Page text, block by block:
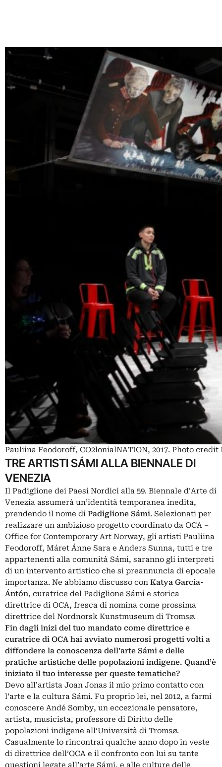
Pauliina Feodoroff, CO2lonialNATION, 2017. Photo
TRE ARTISTI SÁMI ALLA BIENNALE DI
VENEZIA
Il Padiglione dei Paesi Nordici alla 59. Biennale d’Arte di
Venezia assumerà un’identità temporanea inedita,
prendendo il nome di Padiglione Sámi. Selezionati per
realizzare un ambizioso progetto coordinato da OCA –
Office for Contemporary Art Norway, gli artisti Pauliina
Feodoroff, Máret Ánne Sara e Anders Sunna, tutti e tre
appartenenti alla comunità Sámi, saranno gli interpreti
di un intervento artistico che si preannuncia di epocale
importanza. Ne abbiamo discusso con Katya Garcia-
Ántón, curatrice del Padiglione Sámi e storica
direttrice di OCA, fresca di nomina come prossima
direttrice del Nordnorsk Kunstmuseum di Tromsø.
Fin dagli inizi del tuo mandato come direttrice e
curatrice di OCA hai avviato numerosi progetti volti a
diffondere la conoscenza dell’arte Sámi e delle
pratiche artistiche delle popolazioni indigene. Quand’è
iniziato il tuo interesse per queste tematiche?
Devo all’artista Joan Jonas il mio primo contatto con
l’arte e la cultura Sámi. Fu proprio lei, nel 2012, a farmi
conoscere Andé Somby, un eccezionale pensatore,
artista, musicista, professore di Diritto delle
popolazioni indigene all’Università di Tromsø.
Casualmente lo rincontrai qualche anno dopo in veste
di direttrice dell’OCA e il confronto con lui su tante
questioni legate all’arte Sámi, e alle culture delle